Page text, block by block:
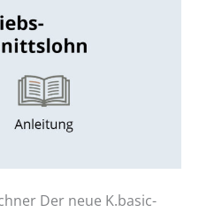
Der neue K.basic-